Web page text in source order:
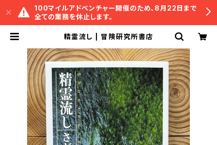
100マイルアドベンチャー開催のため、8月22日まで
全ての業務を休止します。
精霊流し | 冒険研究所書店